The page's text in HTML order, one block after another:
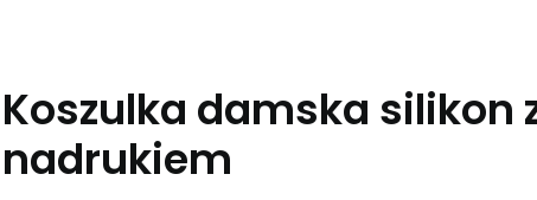
Koszulka damska silikon
nadrukiem